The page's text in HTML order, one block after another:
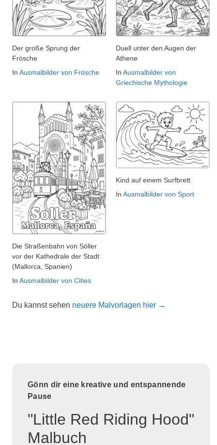
Der große Sprung der
Frösche
In Ausmalbilder von Frösche
Duell unter den Augen der
Athene
In Ausmalbilder von
Griechische Mythologie
Die Straßenbahn von Sóller
vor der Kathedrale der Stadt
(Mallorca, Spanien)
In Ausmalbilder von Cities
Kind auf einem Surfbrett
In Ausmalbilder von Sport
Du kannst sehen neuere Malvorlagen hier →
Gönn dir eine kreative und entspannende
Pause
"Little Red Riding Hood"
Malbuch